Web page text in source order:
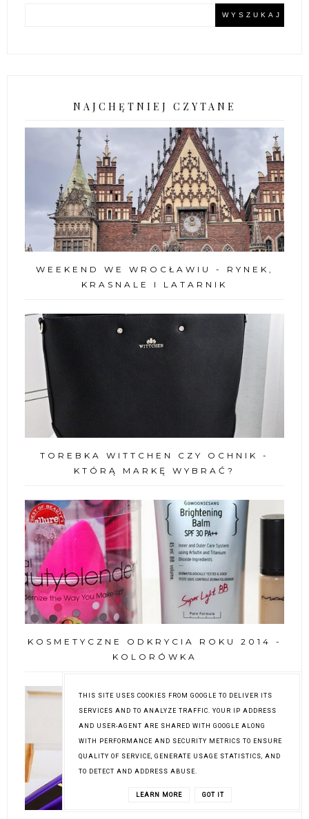
NAJCHĘTNIEJ CZYTANE
WEEKEND WE WROCŁAWIU - RYNEK,
KRASNALE I LATARNIK
TOREBKA WITTCHEN CZY OCHNIK -
KTÓRĄ MARKĘ WYBRAĆ?
KOSMETYCZNE ODKRYCIA ROKU 2014 -
KOLORÓWKA
THIS SITE USES COOKIES FROM GOOGLE TO DELIVER ITS
SERVICES AND TO ANALYZE TRAFFIC. YOUR IP ADDRESS
AND USER-AGENT ARE SHARED WITH GOOGLE ALONG
WITH PERFORMANCE AND SECURITY METRICS TO ENSURE
QUALITY OF SERVICE, GENERATE USAGE STATISTICS, AND
TO DETECT AND ADDRESS ABUSE.
LEARN MORE GOT IT